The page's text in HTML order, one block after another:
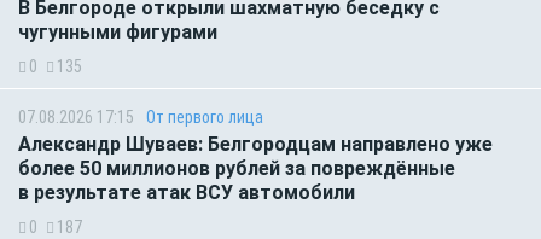
В Белгороде открыли шахматную беседку с
чугунными фигурами
0 135
07.08.2026 17:15 От первого лица
Александр Шуваев: Белгородцам направлено уже
более 50 миллионов рублей за повреждённые
в результате атак ВСУ автомобили
0 187